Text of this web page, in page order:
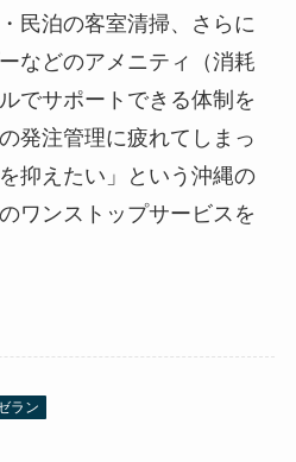
民泊の客室清掃、さらに
などのアメニティ（消耗
でサポートできる体制を
発注管理に疲れてしまっ
抑えたい」という沖縄の
ワンストップサービスを
ラン